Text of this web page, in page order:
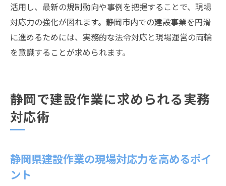
活用し、最新の規制動向や事例を把握することで、現場
対応力の強化が図れます。静岡市内での建設事業を円滑
に進めるためには、実務的な法令対応と現場運営の両輪
を意識することが求められます。
静岡で建設作業に求められる実務
対応術
静岡県建設作業の現場対応力を高めるポイ
ント